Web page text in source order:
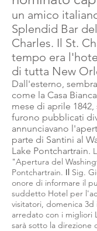
un amico
Splendid Bar
Charles. Il St.
tempo era
di tutta New
Dall'esterno,
come la Casa
mese di aprile
furono pubblicati
annunciavano
parte di Santini al
Lake Pontchartrain.
"Apertura del
Pontchartrain. Il Sig.
onore di informare il
suddetto Hotel per
visitatori, domenica 3d
arredato con i migliori
sarà sotto la direzione